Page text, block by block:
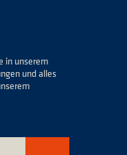
in unserem
und alles